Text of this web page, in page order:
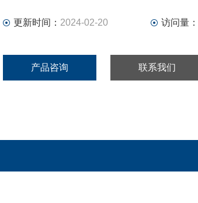
更新时间： 2024-02-20 访问量：
产品咨询 联系我们